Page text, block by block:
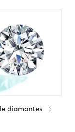
diamantes